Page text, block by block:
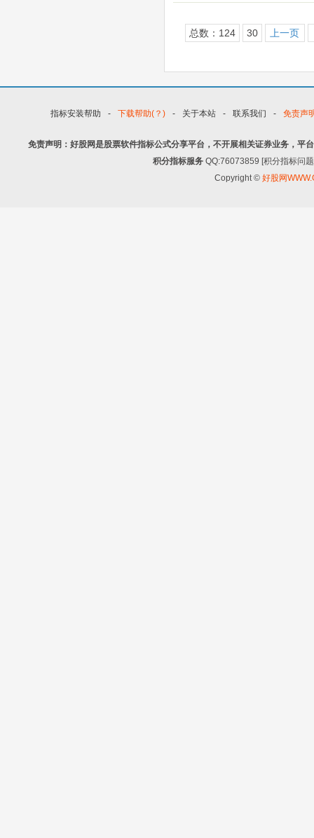
总数：124 30 上一页
指标安装帮助 - 下载帮助(？) - 关于本站 - 联系我们 - 免责声
免责声明：好股网是股票软件指标公式分享平台，不开展相关证券业务，平
积分指标服务 QQ:76073859 [积分指标问
Copyright © 好股网